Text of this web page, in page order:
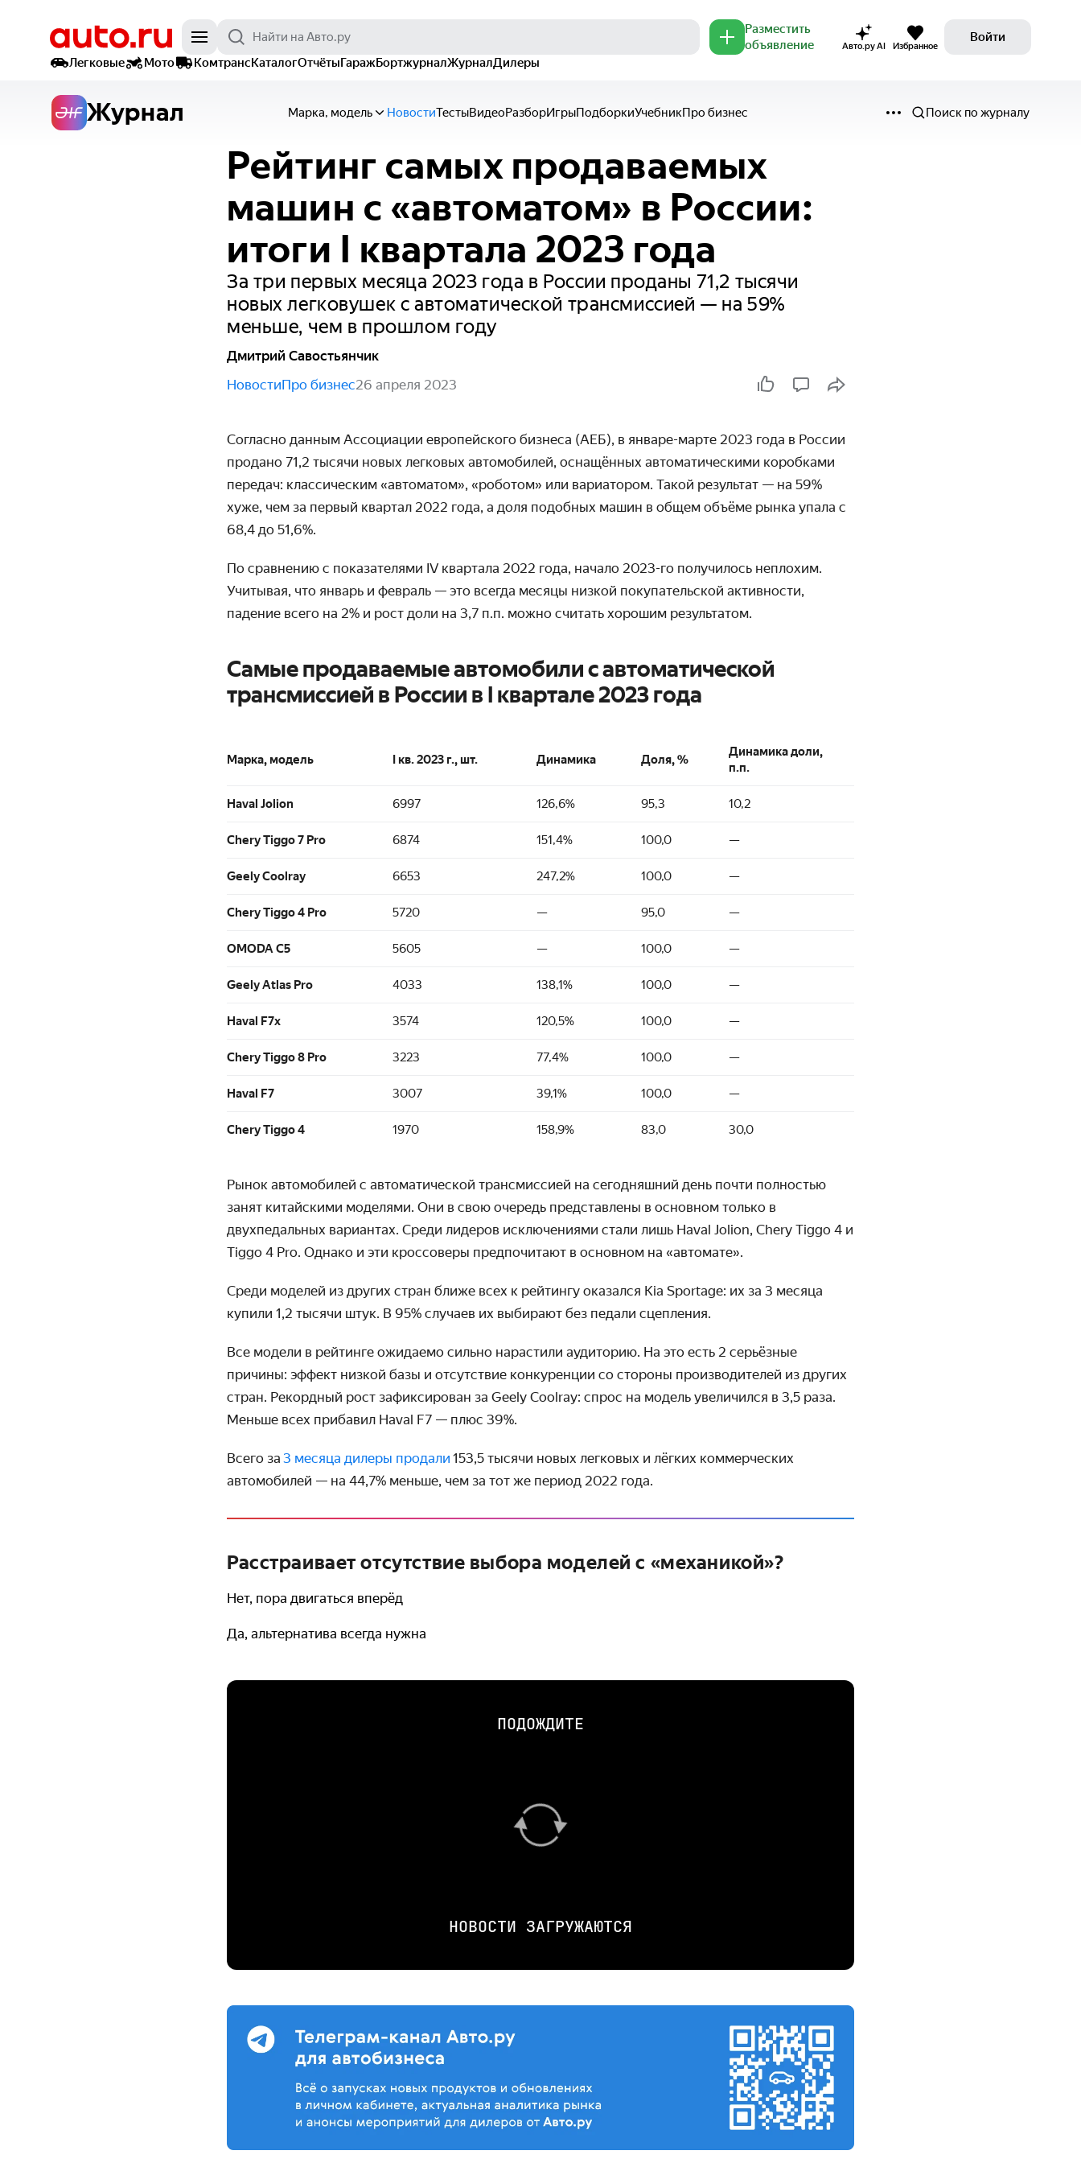
Разместить
объявление
Авто.ру AI Избранное
Войти
Легковые
Мото КомтрансКаталогОтчётыГаражБортжурналЖурналДилеры
Журнал Марка, модель НовостиТестыВидеоРазборИгрыПодборкиУчебникПро бизнес Поиск по журналу
Рейтинг самых продаваемых
машин с «автоматом» в России:
итоги I квартала 2023 года
За три первых месяца 2023 года в России проданы 71,2 тысячи
новых легковушек с автоматической трансмиссией — на 59%
меньше, чем в прошлом году
Дмитрий Савостьянчик
НовостиПро бизнес26 апреля 2023
Согласно данным Ассоциации европейского бизнеса (АЕБ), в январе-марте 2023 года в России
продано 71,2 тысячи новых легковых автомобилей, оснащённых автоматическими коробками
передач: классическим «автоматом», «роботом» или вариатором. Такой результат — на 59%
хуже, чем за первый квартал 2022 года, а доля подобных машин в общем объёме рынка упала с
68,4 до 51,6%.
По сравнению с показателями IV квартала 2022 года, начало 2023-го получилось неплохим.
Учитывая, что январь и февраль — это всегда месяцы низкой покупательской активности,
падение всего на 2% и рост доли на 3,7 п.п. можно считать хорошим результатом.
Самые продаваемые автомобили с автоматической
трансмиссией в России в I квартале 2023 года
Марка, модель I кв. 2023 г., шт. Динамика Доля, %
Динамика доли,
п.п.
Haval Jolion 6997 126,6% 95,3 10,2
Chery Tiggo 7 Pro 6874 151,4% 100,0 —
Geely Coolray 6653 247,2% 100,0 —
Chery Tiggo 4 Pro 5720 — 95,0 —
OMODA C5 5605 — 100,0 —
Geely Atlas Pro 4033 138,1% 100,0 —
Haval F7x 3574 120,5% 100,0 —
Chery Tiggo 8 Pro 3223 77,4% 100,0 —
Haval F7 3007 39,1% 100,0 —
Chery Tiggo 4 1970 158,9% 83,0 30,0
Рынок автомобилей с автоматической трансмиссией на сегодняшний день почти полностью
занят китайскими моделями. Они в свою очередь представлены в основном только в
двухпедальных вариантах. Среди лидеров исключениями стали лишь Haval Jolion, Chery Tiggo 4 и
Tiggo 4 Pro. Однако и эти кроссоверы предпочитают в основном на «автомате».
Среди моделей из других стран ближе всех к рейтингу оказался Kia Sportage: их за 3 месяца
купили 1,2 тысячи штук. В 95% случаев их выбирают без педали сцепления.
Все модели в рейтинге ожидаемо сильно нарастили аудиторию. На это есть 2 серьёзные
причины: эффект низкой базы и отсутствие конкуренции со стороны производителей из других
стран. Рекордный рост зафиксирован за Geely Coolray: спрос на модель увеличился в 3,5 раза.
Меньше всех прибавил Haval F7 — плюс 39%.
Всего за 3 месяца дилеры продали 153,5 тысячи новых легковых и лёгких коммерческих
автомобилей — на 44,7% меньше, чем за тот же период 2022 года.
Расстраивает отсутствие выбора моделей с «механикой»?
Нет, пора двигаться вперёд
Да, альтернатива всегда нужна
ПОДОЖДИТЕ
НОВОСТИ ЗАГРУЖАЮТСЯ